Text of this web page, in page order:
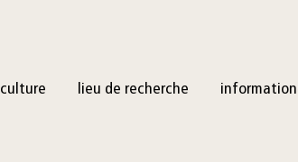
culture lieu de recherche